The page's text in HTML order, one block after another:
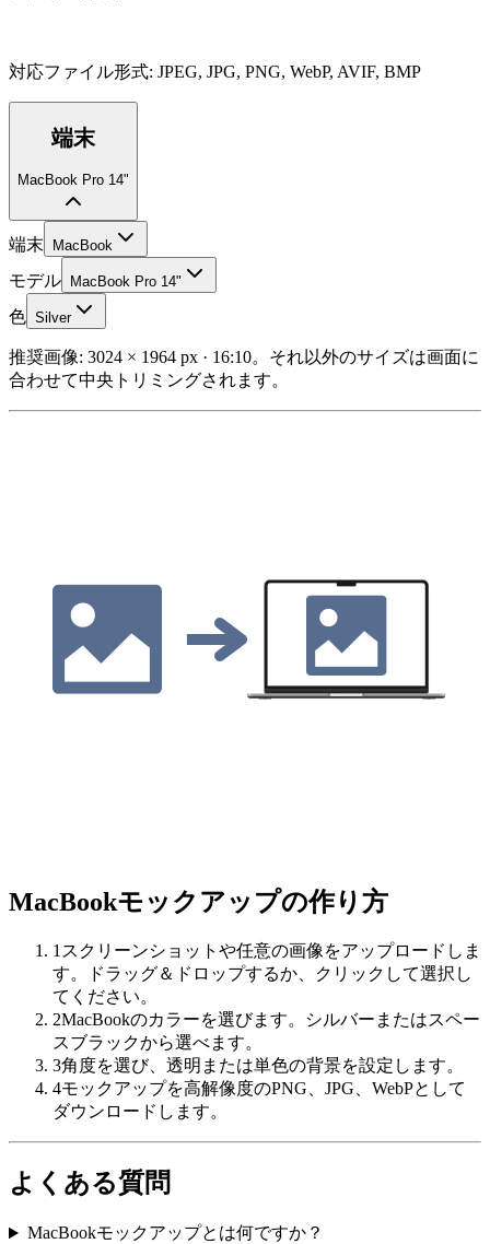
対応ファイル形式: JPEG, JPG, PNG, WebP, AVIF, BMP
端末
MacBook Pro 14"
端末 MacBook
モデル MacBook Pro 14"
色 Silver
推奨画像: 3024 × 1964 px · 16:10。それ以外のサイズは画面に
合わせて中央トリミングされます。
MacBookモックアップの作り方
1スクリーンショットや任意の画像をアップロードしま
す。ドラッグ＆ドロップするか、クリックして選択し
てください。
2MacBookのカラーを選びます。シルバーまたはスペー
スブラックから選べます。
3角度を選び、透明または単色の背景を設定します。
4モックアップを高解像度のPNG、JPG、WebPとして
ダウンロードします。
よくある質問
MacBookモックアップとは何ですか？